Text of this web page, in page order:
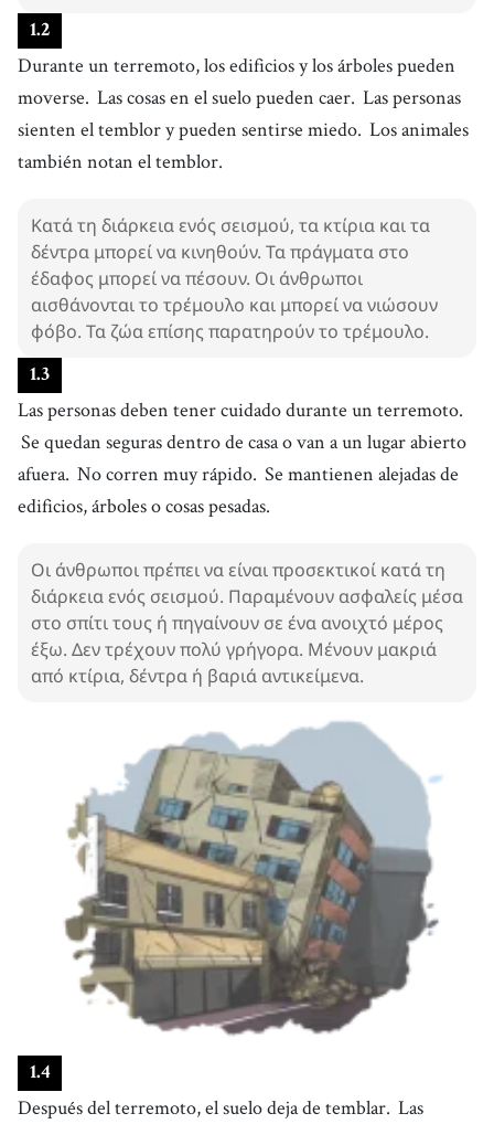
1.2
Durante un terremoto, los edificios y los árboles pueden
moverse. Las cosas en el suelo pueden caer. Las personas
sienten el temblor y pueden sentirse miedo. Los animales
también notan el temblor.
Κατά τη διάρκεια ενός σεισμού, τα κτίρια και τα
δέντρα μπορεί να κινηθούν. Τα πράγματα στο
έδαφος μπορεί να πέσουν. Οι άνθρωποι
αισθάνονται το τρέμουλο και μπορεί να νιώσουν
φόβο. Τα ζώα επίσης παρατηρούν το τρέμουλο.
1.3
Las personas deben tener cuidado durante un terremoto.
Se quedan seguras dentro de casa o van a un lugar abierto
afuera. No corren muy rápido. Se mantienen alejadas de
edificios, árboles o cosas pesadas.
Οι άνθρωποι πρέπει να είναι προσεκτικοί κατά τη
διάρκεια ενός σεισμού. Παραμένουν ασφαλείς μέσα
στο σπίτι τους ή πηγαίνουν σε ένα ανοιχτό μέρος
έξω. Δεν τρέχουν πολύ γρήγορα. Μένουν μακριά
από κτίρια, δέντρα ή βαριά αντικείμενα.
1.4
Después del terremoto, el suelo deja de temblar. Las